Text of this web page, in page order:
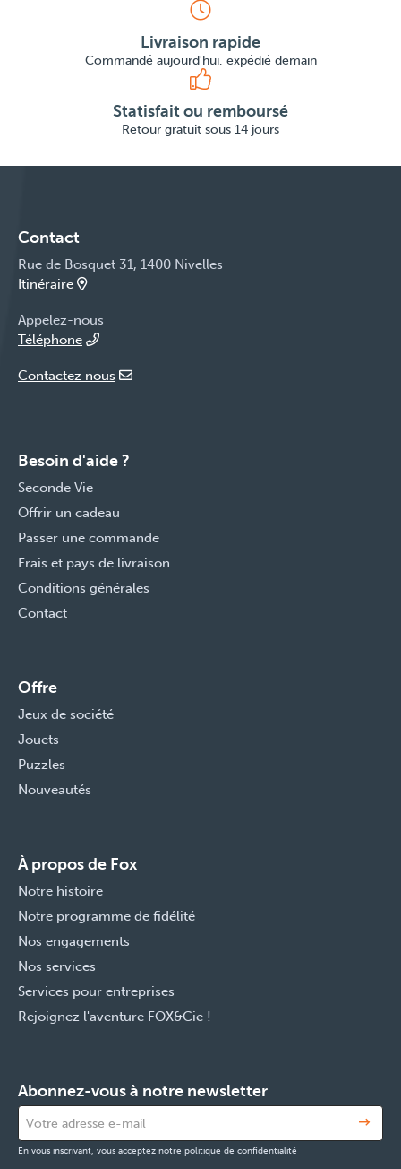
Livraison rapide
Commandé aujourd'hui, expédié demain
Statisfait ou remboursé
Retour gratuit sous 14 jours
Contact
Rue de Bosquet 31, 1400 Nivelles
Itinéraire
Appelez-nous
Téléphone
Contactez nous
Besoin d'aide ?
Seconde Vie
Offrir un cadeau
Passer une commande
Frais et pays de livraison
Conditions générales
Contact
Offre
Jeux de société
Jouets
Puzzles
Nouveautés
À propos de Fox
Notre histoire
Notre programme de fidélité
Nos engagements
Nos services
Services pour entreprises
Rejoignez l'aventure FOX&Cie !
Abonnez-vous à notre newsletter
En vous inscrivant, vous acceptez notre politique de confidentialité